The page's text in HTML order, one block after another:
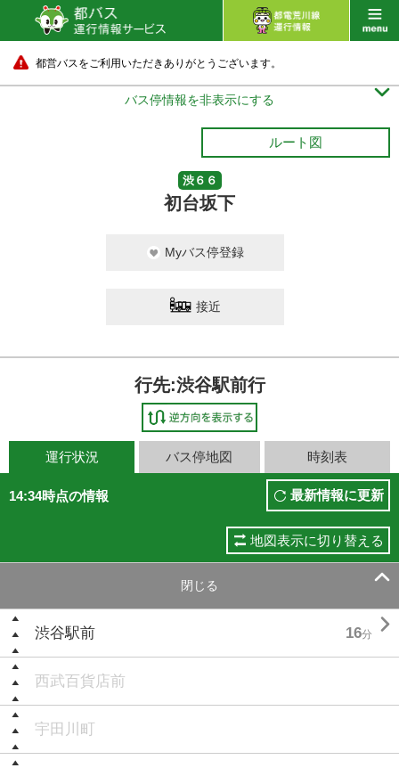
都営バスをご利用いただきありがとうございます。
バス停情報を非表示にする 
ルート図
渋６６
初台坂下
Myバス停登録
接近
行先:渋谷駅前行
運行状況 バス停地図 時刻表
14:34時点の情報 最新情報に更新
地図表示に切り替える
閉じる 
渋谷駅前 16分 
西武百貨店前
宇田川町